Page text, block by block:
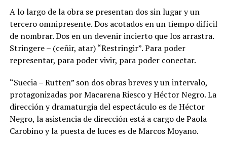
A lo largo de la obra se presentan dos sin lugar y un
tercero omnipresente. Dos acotados en un tiempo difícil
de nombrar. Dos en un devenir incierto que los arrastra.
Stringere – (ceñir, atar) “Restringir”. Para poder
representar, para poder vivir, para poder conectar.
“Suecia – Rutten” son dos obras breves y un intervalo,
protagonizadas por Macarena Riesco y Héctor Negro. La
dirección y dramaturgia del espectáculo es de Héctor
Negro, la asistencia de dirección está a cargo de Paola
Carobino y la puesta de luces es de Marcos Moyano.